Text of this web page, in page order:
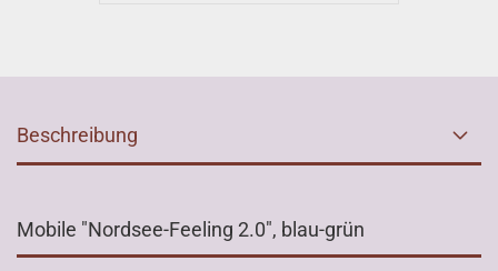
Beschreibung
Mobile "Nordsee-Feeling 2.0", blau-grün